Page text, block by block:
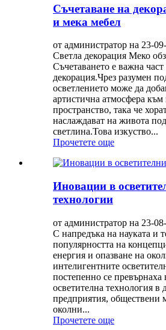
Съчетаване на
и мека мебел
от администратор на 23-
Светла декорация Меко
Съчетаването е важна
декорация.Чрез разумен
осветлението може да
артистична атмосфера
пространство, така че
наслаждават на живота
светлина.Това изкуство...
Прочетете още
Иновации в
технологии
от администратор на 23-
С напредъка на науката и
популярността на
енергия и опазване на
интелигентните
постепенно се превърнаха
осветителна технология в
предприятия, обществени
околни...
Прочетете още